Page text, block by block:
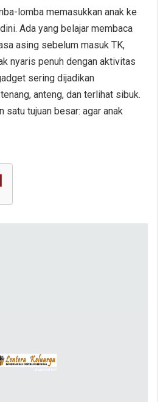
lomba memasukkan anak ke
Ada yang belajar membaca
asing sebelum masuk TK,
nyaris penuh dengan aktivitas
sering dijadikan
anteng, dan terlihat sibuk.
satu tujuan besar: agar anak